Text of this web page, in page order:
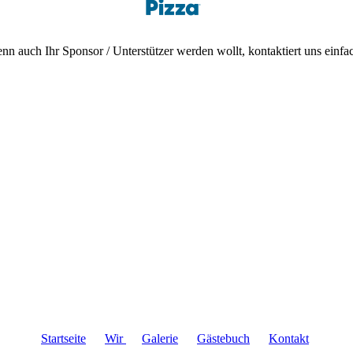
auch Ihr Sponsor / Unterstützer werden wollt, kontaktiert uns
Startseite Wir Galerie Gästebuch Kontakt